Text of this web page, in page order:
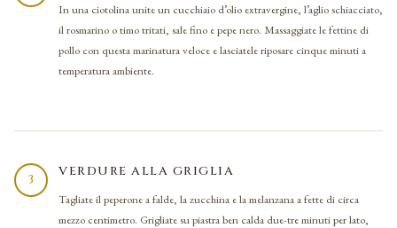
In una ciotolina unite un cucchiaio d’olio extravergine, l’aglio schiacciato,
il rosmarino o timo tritati, sale fino e pepe nero. Massaggiate le fettine di
pollo con questa marinatura veloce e lasciatele riposare cinque minuti a
temperatura ambiente.
3
VERDURE ALLA GRIGLIA
Tagliate il peperone a falde, la zucchina e la melanzana a fette di circa
mezzo centimetro. Grigliate su piastra ben calda due-tre minuti per lato,